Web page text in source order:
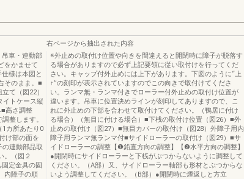
車・連動部
をかませて
様は本図と
そのまま。■
て（図22）
イトケース縦
高さ調整
整します。
カ所あたり0
け部の面を
連動部品取
。（図２
定金具の固
内障子の順
右ページから抽出された内容
※外止めの取付け位置や向きを間違えると開閉時に障子が脱落す
る場合がありますので必ず上記要領に従い取付けを行ってくだ
さい。キャップ付外止めには上下があります。下図のように“上
↑”の刻印が表示されていますのでこの向きで取付けてくださ
い。ランマ無・ランマ付きでローラー付外止めの取付け位置が
違います。吊車に位置決めラインが刻印してありますので、こ
れに外止めの下部を合わせて取付けてください。（鴨居に付け
る場合）（無目に付ける場合）■下桟の取付け位置（図26）■外
止めの取付け（図27）■無目カバーの取付け（図28）外障子用内
障子用ランマ無ランマ付■サイドローラーの取付け（図29）■サ
イドローラーの調整【❶鉛直方向の調整】【❷水平方向の調整】
●開閉時にサイドローラーと下桟がぶつからないように調整して
ください。（A部）又、サイドローラー軸部も形材とぶつからな
いよう調整してください。（B部）●開閉時に煙返しと方立